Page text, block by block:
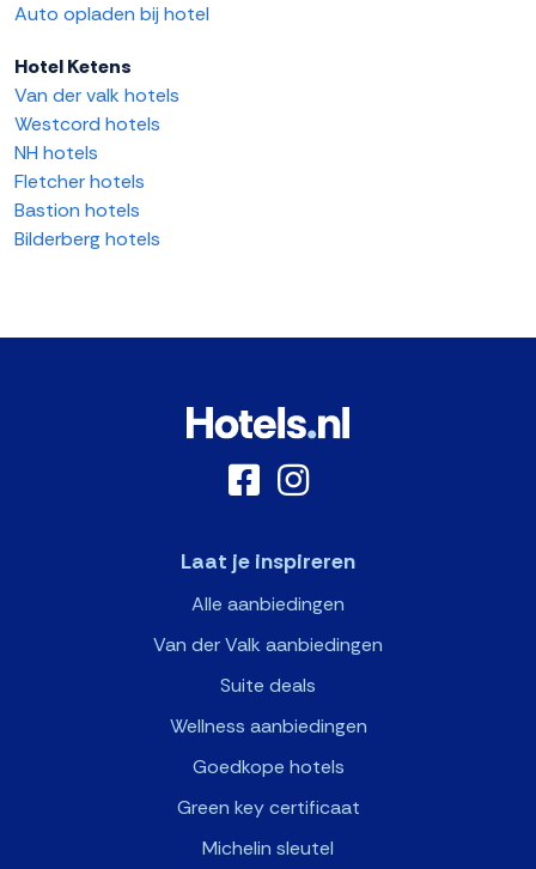
Auto opladen bij hotel
Hotel Ketens
Van der valk hotels
Westcord hotels
NH hotels
Fletcher hotels
Bastion hotels
Bilderberg hotels
Laat je inspireren
Alle aanbiedingen
Van der Valk aanbiedingen
Suite deals
Wellness aanbiedingen
Goedkope hotels
Green key certificaat
Michelin sleutel